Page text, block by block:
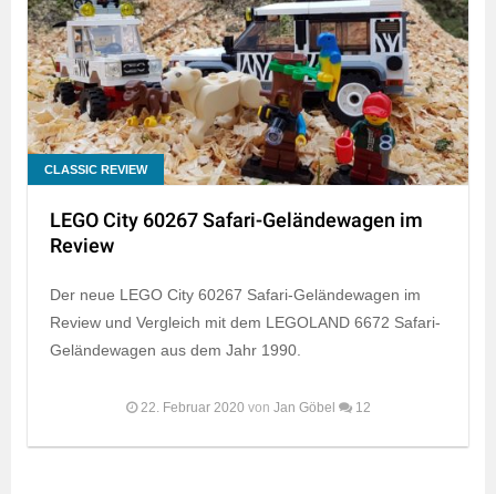
CLASSIC REVIEW
LEGO City 60267 Safari-Geländewagen im
Review
Der neue LEGO City 60267 Safari-Geländewagen im
Review und Vergleich mit dem LEGOLAND 6672 Safari-
Geländewagen aus dem Jahr 1990.
22. Februar 2020 von Jan Göbel 12